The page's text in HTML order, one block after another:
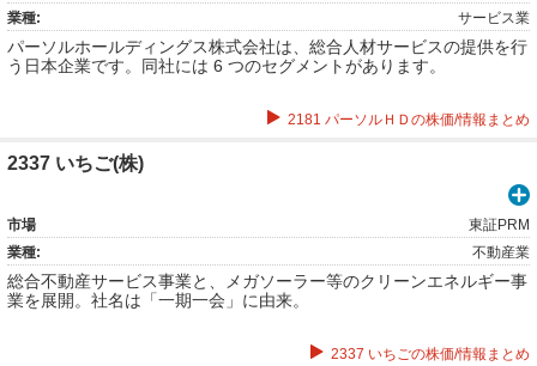
業種:
サービス業
パーソルホールディングス株式会社は、総合人材サービスの提供を行
う日本企業です。同社には 6 つのセグメントがあります。
2181 パーソルＨＤの株価/情報まとめ
2337 いちご(株)
市場
東証PRM
業種:
不動産業
総合不動産サービス事業と、メガソーラー等のクリーンエネルギー事
業を展開。社名は「一期一会」に由来。
2337 いちごの株価/情報まとめ